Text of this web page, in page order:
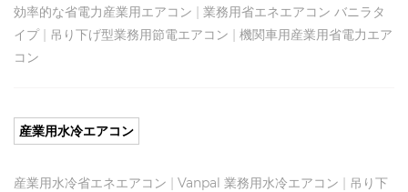
効率的な省電力産業用エアコン | 業務用省エネエアコン バニラタ
イプ| 吊り下げ型業務用節電エアコン | 機関車用産業用省電力エア
コン
産業用水冷エアコン
産業用水冷省エネエアコン | Vanpal 業務用水冷エアコン | 吊り下